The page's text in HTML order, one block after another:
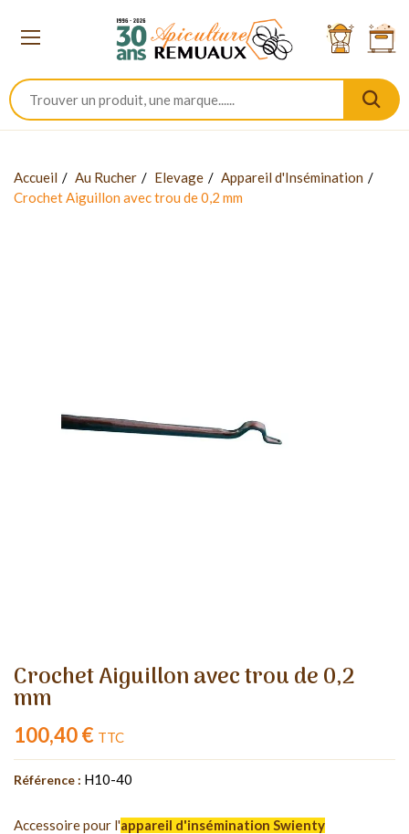
Accueil Au Rucher Elevage
Appareil d'Insémination
Crochet Aiguillon avec trou de 0,2 mm
Crochet Aiguillon avec trou de 0,2
mm
100,40 € TTC
Référence : H10-40
Accessoire pour l'appareil d'insémination Swienty